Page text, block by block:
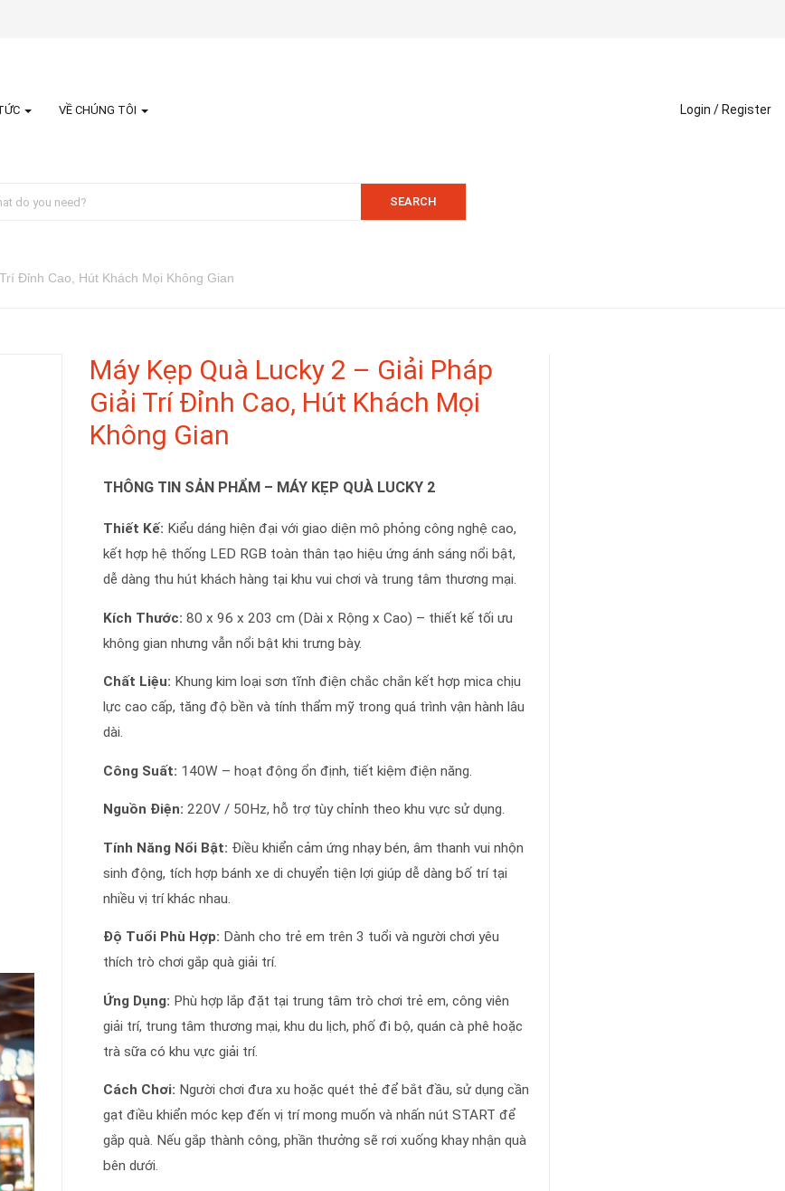
VỀ CHÚNG TÔI Login / Register
SEARCH
Đỉnh Cao, Hút Khách Mọi Không Gian
Máy Kẹp Quà Lucky 2 – Giải Pháp
Giải Trí Đỉnh Cao, Hút Khách Mọi
Không Gian
THÔNG TIN SẢN PHẨM – MÁY KẸP QUÀ LUCKY 2
Thiết Kế: Kiểu dáng hiện đại với giao diện mô phỏng công nghệ cao,
kết hợp hệ thống LED RGB toàn thân tạo hiệu ứng ánh sáng nổi bật,
dễ dàng thu hút khách hàng tại khu vui chơi và trung tâm thương mại.
Kích Thước: 80 x 96 x 203 cm (Dài x Rộng x Cao) – thiết kế tối ưu
không gian nhưng vẫn nổi bật khi trưng bày.
Chất Liệu: Khung kim loại sơn tĩnh điện chắc chắn kết hợp mica chịu
lực cao cấp, tăng độ bền và tính thẩm mỹ trong quá trình vận hành lâu
dài.
Công Suất: 140W – hoạt động ổn định, tiết kiệm điện năng.
Nguồn Điện: 220V / 50Hz, hỗ trợ tùy chỉnh theo khu vực sử dụng.
Tính Năng Nổi Bật: Điều khiển cảm ứng nhạy bén, âm thanh vui nhộn
sinh động, tích hợp bánh xe di chuyển tiện lợi giúp dễ dàng bố trí tại
nhiều vị trí khác nhau.
Độ Tuổi Phù Hợp: Dành cho trẻ em trên 3 tuổi và người chơi yêu
thích trò chơi gắp quà giải trí.
Ứng Dụng: Phù hợp lắp đặt tại trung tâm trò chơi trẻ em, công viên
giải trí, trung tâm thương mại, khu du lịch, phố đi bộ, quán cà phê hoặc
trà sữa có khu vực giải trí.
Cách Chơi: Người chơi đưa xu hoặc quét thẻ để bắt đầu, sử dụng cần
gạt điều khiển móc kẹp đến vị trí mong muốn và nhấn nút START để
gắp quà. Nếu gắp thành công, phần thưởng sẽ rơi xuống khay nhận quà
bên dưới.